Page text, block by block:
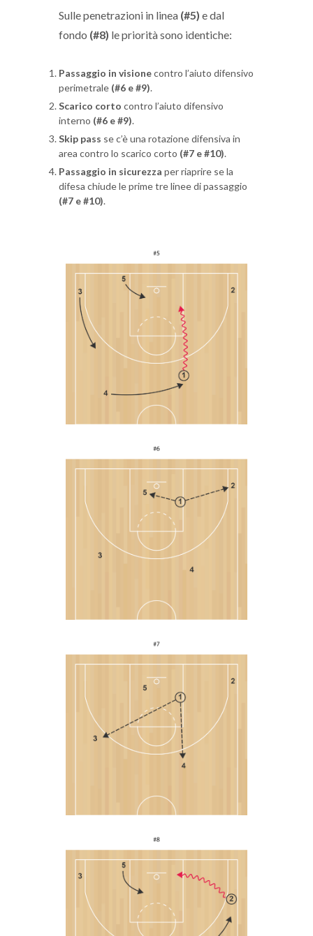
Sulle penetrazioni in linea (#5) e dal
fondo (#8) le priorità sono identiche:
Passaggio in visionecontro l’aiuto difensivo
perimetrale (#6 e #9).
Scarico corto contro l’aiuto difensivo
interno (#6 e #9).
Skip pass se c’è una rotazione difensiva in
area contro lo scarico corto (#7 e #10).
Passaggio in sicurezza per riaprire se la
difesa chiude le prime tre linee di passaggio
(#7 e #10).